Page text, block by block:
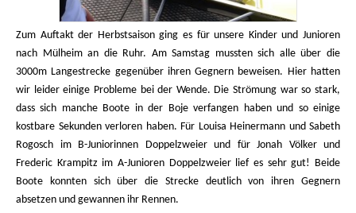
Zum Auftakt der Herbstsaison ging es für unsere Kinder und Junioren
nach Mülheim an die Ruhr. Am Samstag mussten sich alle über die
3000m Langestrecke gegenüber ihren Gegnern beweisen. Hier hatten
wir leider einige Probleme bei der Wende. Die Strömung war so stark,
dass sich manche Boote in der Boje verfangen haben und so einige
kostbare Sekunden verloren haben. Für Louisa Heinermann und Sabeth
Rogosch im B-Juniorinnen Doppelzweier und für Jonah Völker und
Frederic Krampitz im A-Junioren Doppelzweier lief es sehr gut! Beide
Boote konnten sich über die Strecke deutlich von ihren Gegnern
absetzen und gewannen ihr Rennen.